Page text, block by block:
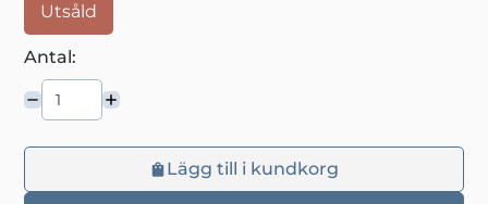
Utsåld
Antal:
Lägg till i kundkorg